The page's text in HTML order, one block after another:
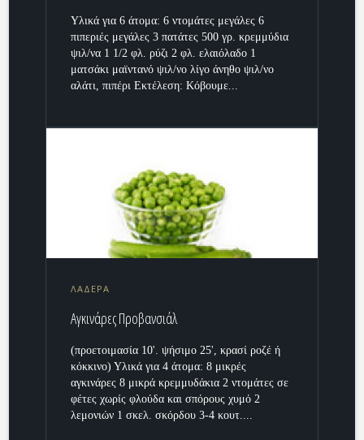
Υλικά για 6 άτομα: 6 ντομάτες μεγάλες 6
πιπεριές μεγάλες 3 πατάτες 500 γρ. κρεμμύδια
ψιλ/να 1 1/2 φλ. ρύζι 2 φλ. ελαιόλαδο 1
ματσάκι μαϊντανό ψιλ/νο λίγο άνηθο ψιλ/νο
αλάτι, πιπέρι Εκτέλεση: Κόβουμε...
ΛΑΔΕΡΑ
Αγκινάρες Προβανσιάλ
(προετοιμασία 10'. ψήσιμο 25', κρασί ροζέ ή
κόκκινο) Υλικά για 4 άτομα: 8 μικρές
αγκινάρες 8 μικρά κρεμμυδάκια 2 ντομάτες σε
φέτες χωρίς φλούδα και σπόρους χυμό 2
λεμονιών 1 σκελ. σκόρδου 3-4 κουτ....